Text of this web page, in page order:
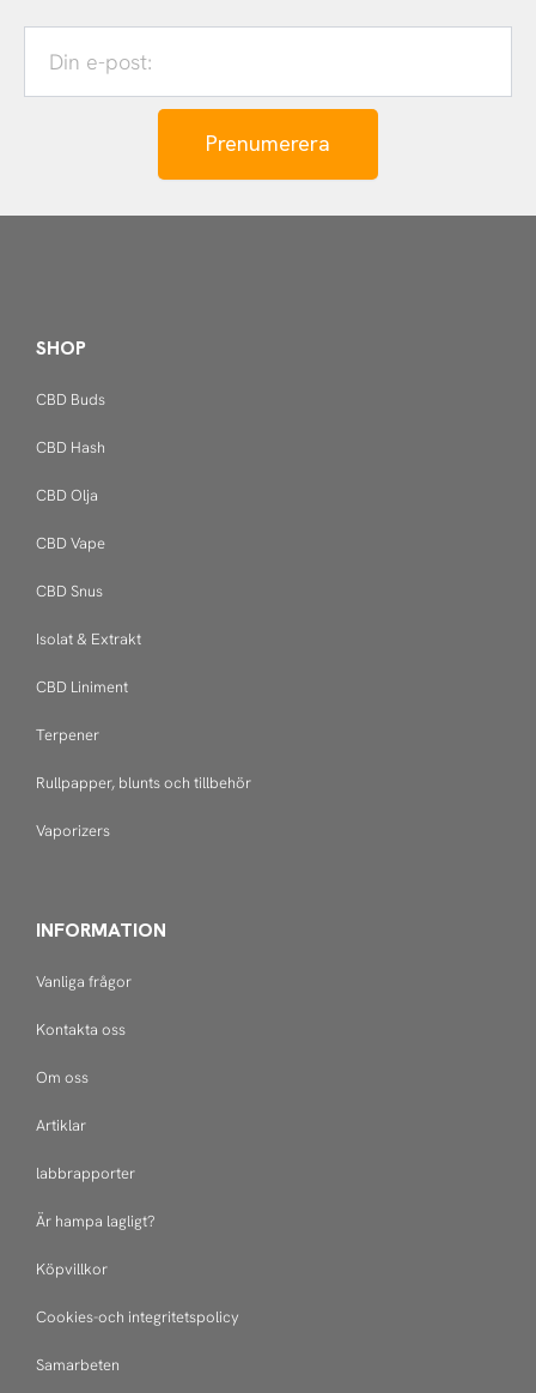
Prenumerera
SHOP
CBD Buds
CBD Hash
CBD Olja
CBD Vape
CBD Snus
Isolat & Extrakt
CBD Liniment
Terpener
Rullpapper, blunts och tillbehör
Vaporizers
INFORMATION
Vanliga frågor
Kontakta oss
Om oss
Artiklar
labbrapporter
Är hampa lagligt?
Köpvillkor
Cookies-och integritetspolicy
Samarbeten